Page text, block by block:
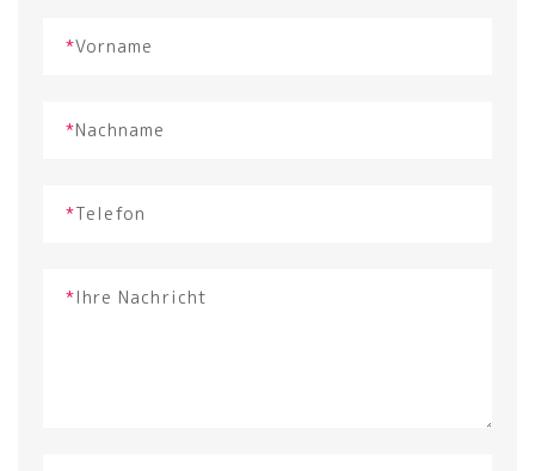
*Vorname
*Nachname
*Telefon
*Ihre Nachricht